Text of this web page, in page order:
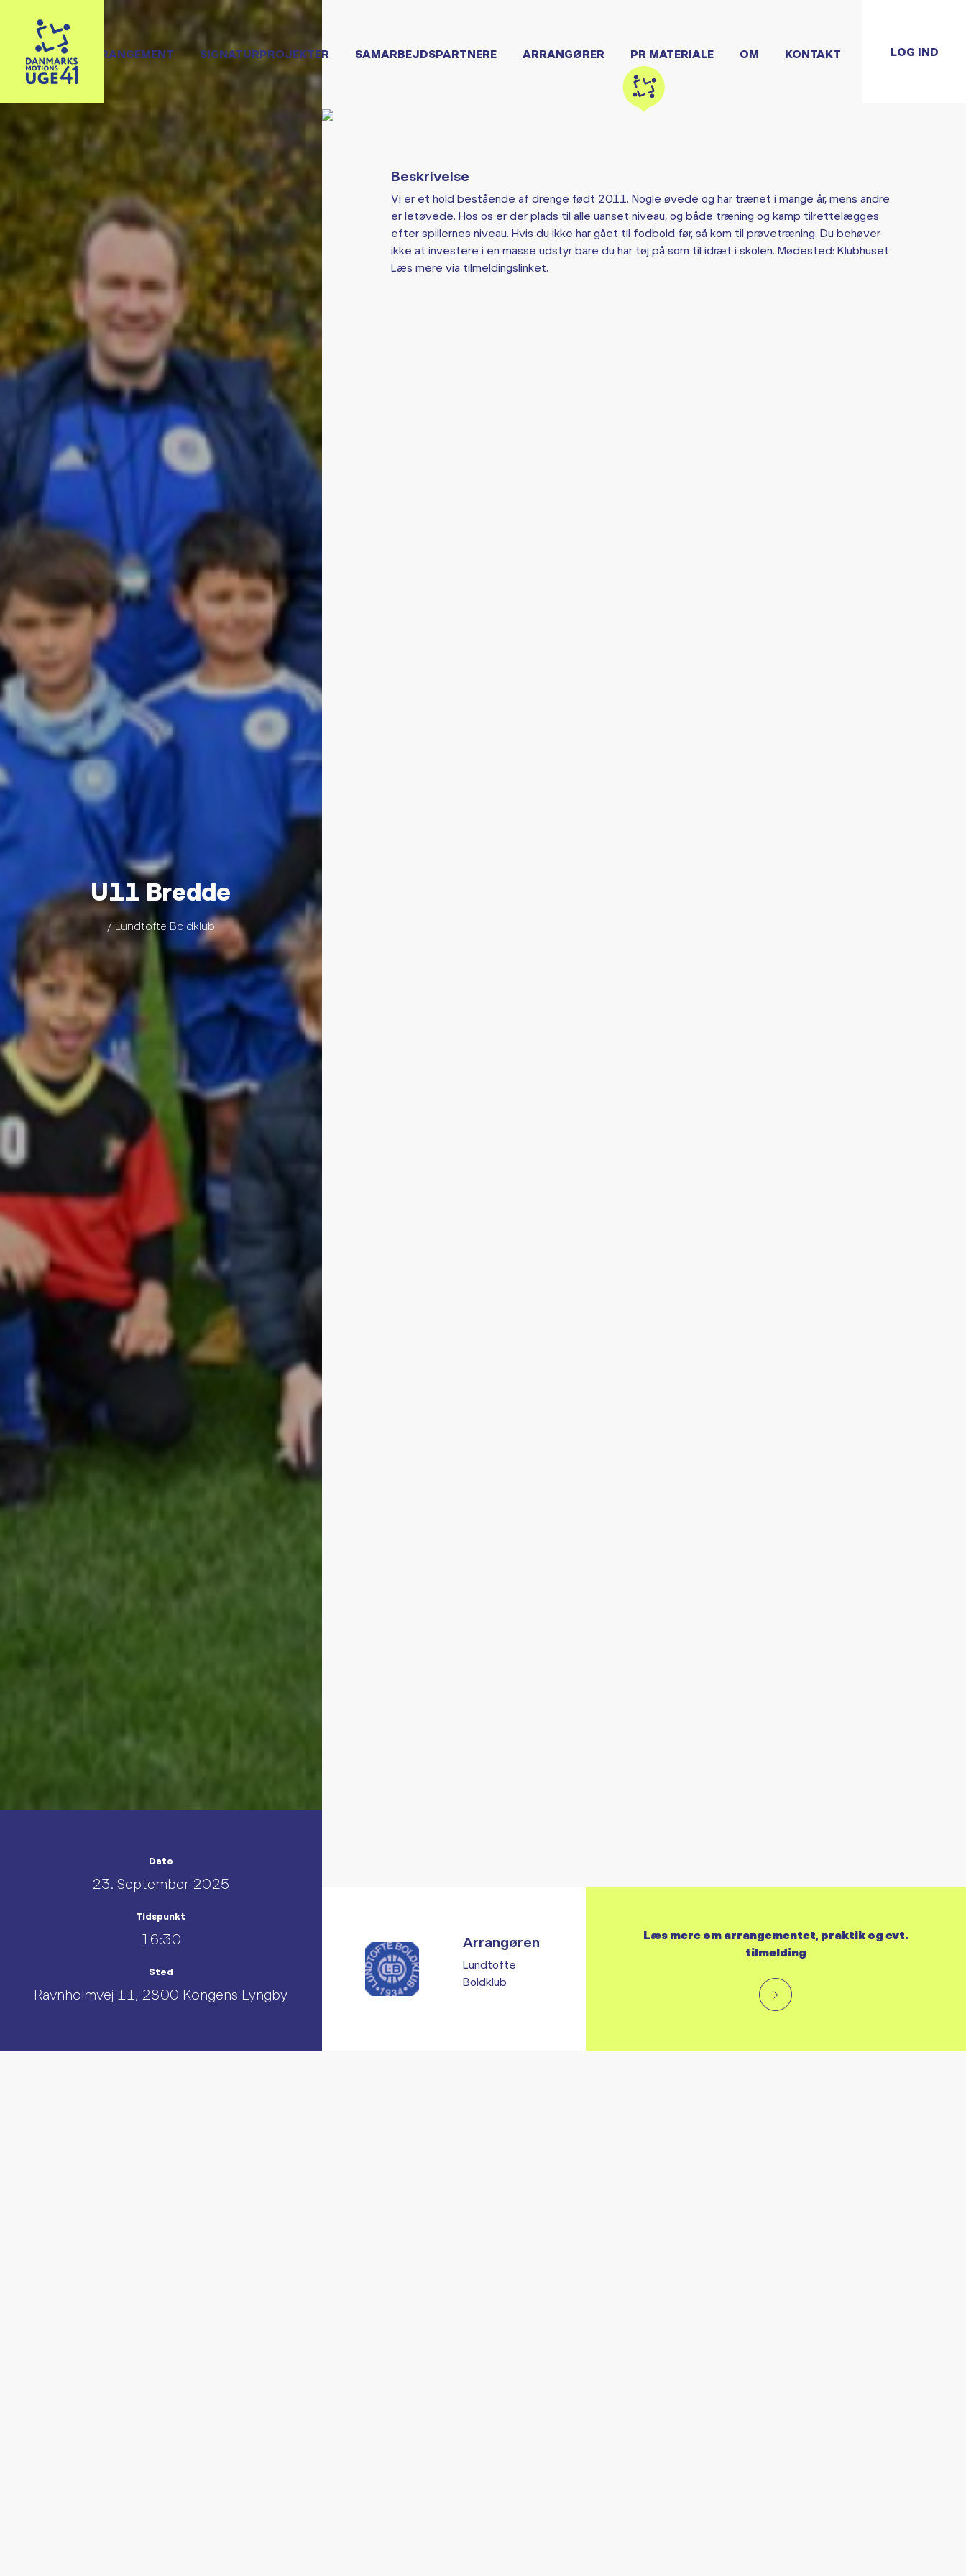
OPRET ARRANGEMENT SIGNATURPROJEKTER SAMARBEJDSPARTNERE ARRANGØRER PR MATERIALE OM KONTAKT LOG IND
U11 Bredde
/ Lundtofte Boldklub
Dato
23. September 2025
Tidspunkt
16:30
Sted
Ravnholmvej 11, 2800 Kongens Lyngby
Beskrivelse
Vi er et hold bestående af drenge født 2011. Nogle øvede og har trænet i mange år, mens andre
er letøvede. Hos os er der plads til alle uanset niveau, og både træning og kamp tilrettelægges
efter spillernes niveau. Hvis du ikke har gået til fodbold før, så kom til prøvetræning. Du behøver
ikke at investere i en masse udstyr bare du har tøj på som til idræt i skolen. Mødested: Klubhuset
Læs mere via tilmeldingslinket.
Arrangøren
Lundtofte
Boldklub
Læs mere om arrangementet, praktik og evt.
tilmelding